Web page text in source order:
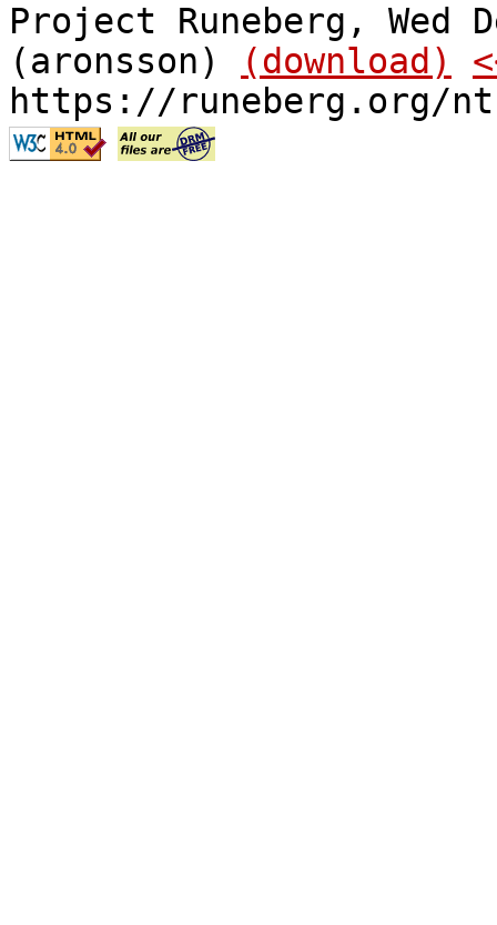
Project Runeberg, Wed
(aronsson)
(download)
https://runeberg.org/